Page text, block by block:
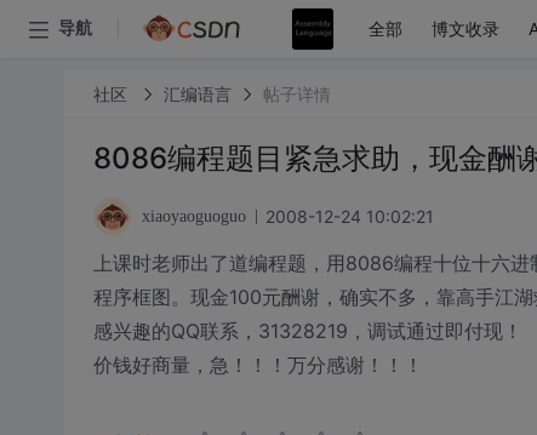
导航 全部 博文收录
社区 汇编语言 帖子详情
8086编程题目紧急求助，现金酬
xiaoyaoguoguo 2008-12-24 10:02:21
上课时老师出了道编程题，用8086编程十位十六
程序框图。现金100元酬谢，确实不多，靠高手江
感兴趣的QQ联系，31328219，调试通过即付现！
价钱好商量，急！！！万分感谢！！！